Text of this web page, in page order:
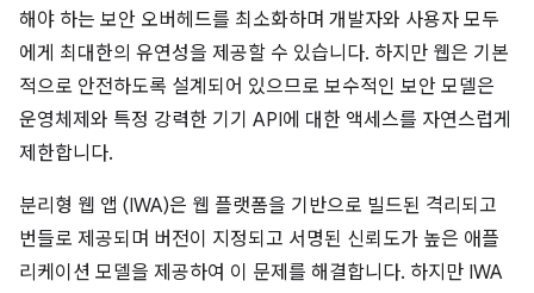
해야 하는 보안 오버헤드를 최소화하며 개발자와 사용자 모두
에게 최대한의 유연성을 제공할 수 있습니다. 하지만 웹은 기본
적으로 안전하도록 설계되어 있으므로 보수적인 보안 모델은
운영체제와 특정 강력한 기기 API에 대한 액세스를 자연스럽게
제한합니다.
분리형 웹 앱 (IWA)은 웹 플랫폼을 기반으로 빌드된 격리되고
번들로 제공되며 버전이 지정되고 서명된 신뢰도가 높은 애플
리케이션 모델을 제공하여 이 문제를 해결합니다. 하지만 IWA